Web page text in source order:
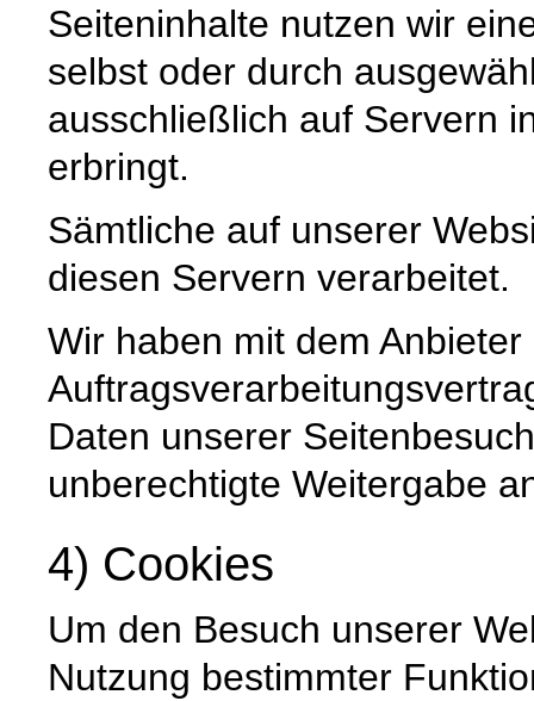
Seiteninhalte nutzen wir
selbst oder durch
ausschließlich auf Servern
erbringt.
Sämtliche auf unserer
diesen Servern verarbeitet.
Wir haben mit dem Anbieter
Daten unserer
unberechtigte Weitergabe
4) Cookies
Um den Besuch unserer
Nutzung bestimmter